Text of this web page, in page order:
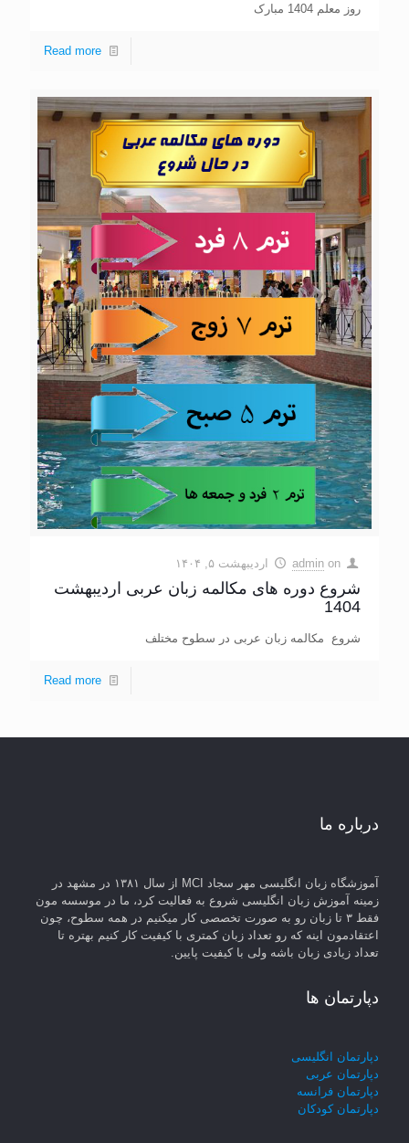
روز معلم 1404 مبارک
Read more
admin on اردیبهشت ۵, ۱۴۰۴
شروع دوره های مکالمه زبان عربی اردیبهشت
1404
شروع مکالمه زبان عربی در سطوح مختلف
Read more
درباره ما
آموزشگاه زبان انگلیسی مهر سجاد MCI از سال ۱۳۸۱ در مشهد در
زمینه آموزش زبان انگلیسی شروع به فعالیت کرد، ما در موسسه مون
فقط ۳ تا زبان رو به صورت تخصصی کار میکنیم در همه سطوح، چون
اعتقادمون اینه که رو تعداد زبان کمتری با کیفیت کار کنیم بهتره تا
تعداد زیادی زبان باشه ولی با کیفیت پایین.
دپارتمان ها
دپارتمان انگلیسی
دپارتمان عربی
دپارتمان فرانسه
دپارتمان کودکان